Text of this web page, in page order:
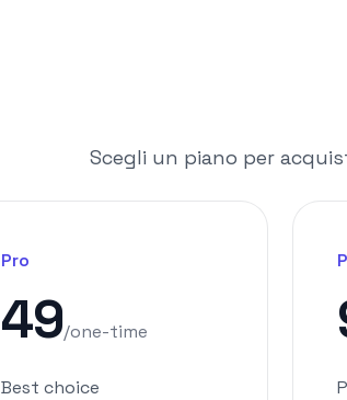
Scegli un piano per
Pro
49/one-time
Best choice